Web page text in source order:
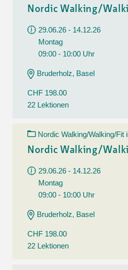
Nordic Walking/
29.06.26 - 14.12.26
Montag
09:00 - 10:00 Uhr
Bruderholz, Basel
CHF 198.00
22 Lektionen
Nordic Walking/Walking/Fit
Nordic Walking/
29.06.26 - 14.12.26
Montag
09:00 - 10:00 Uhr
Bruderholz, Basel
CHF 198.00
22 Lektionen